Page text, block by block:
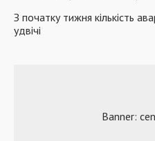
З початку тижня кількість
удвічі